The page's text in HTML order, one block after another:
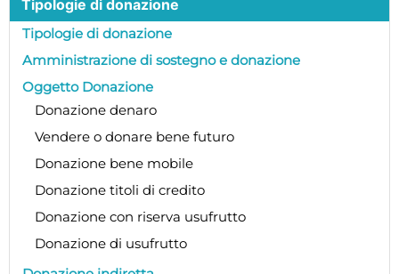
Tipologie di donazione
Tipologie di donazione
Amministrazione di sostegno e donazione
Oggetto Donazione
Donazione denaro
Vendere o donare bene futuro
Donazione bene mobile
Donazione titoli di credito
Donazione con riserva usufrutto
Donazione di usufrutto